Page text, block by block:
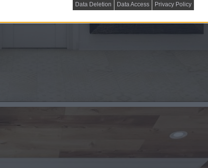
Data Deletion Data Access Privacy Policy